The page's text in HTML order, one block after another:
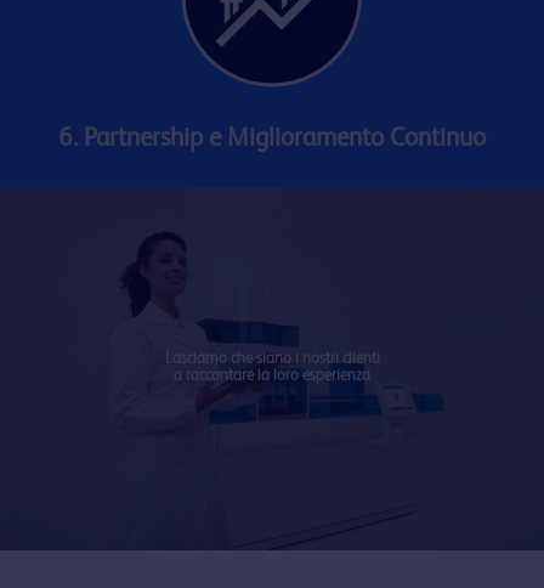
6. Partnership e ​Miglioramento Continuo
Lasciamo che siano i nostri clienti
a raccontare la loro esperienza